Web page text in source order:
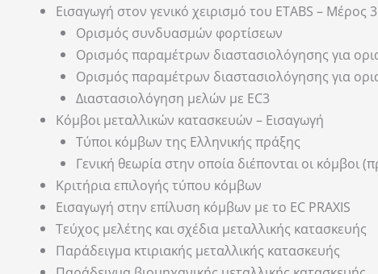
Εισαγωγή στον γενικό χειρισμό του ETABS – Μέρος 3
Ορισμός συνδυασμών φορτίσεων
Ορισμός παραμέτρων διαστασιολόγησης για
Ορισμός παραμέτρων διαστασιολόγησης για
Διαστασιολόγηση μελών με EC3
Κόμβοι μεταλλικών κατασκευών – Εισαγωγή
Τύποι κόμβων της Ελληνικής πράξης
Γενική θεωρία στην οποία διέπονται οι κόμβοι
Κριτήρια επιλογής τύπου κόμβων
Εισαγωγή στην επίλυση κόμβων με το EC PRAXIS
Τεύχος μελέτης και σχέδια μεταλλικής κατασκευής
Παράδειγμα κτιριακής μεταλλικής κατασκευής